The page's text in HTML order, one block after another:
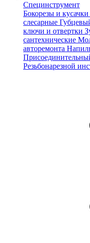
Специнструмент
Бокорезы и кусачки
слесарные
ключи и отвертки
сантехнические
авторемонта
Резьбонарезной